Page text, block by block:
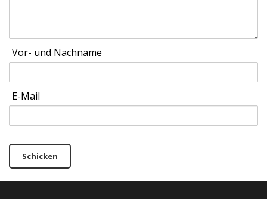
Vor- und Nachname
E-Mail
Schicken